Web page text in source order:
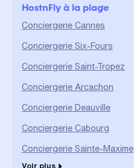
HostnFly à la plage
Conciergerie Cannes
Conciergerie Six-Fours
Conciergerie Saint-Tropez
Conciergerie Arcachon
Conciergerie Deauville
Conciergerie Cabourg
Conciergerie Sainte-Maxime
Voir plus